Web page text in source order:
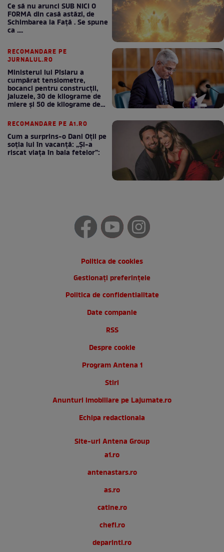
Ce să nu arunci SUB NICI O
FORMA din casă astăzi, de
Schimbarea la Față . Se spune
ca ....
RECOMANDARE PE
JURNALUL.RO
Ministerul lui Pîslaru a
cumpărat tensiometre,
bocanci pentru construcții,
jaluzele, 30 de kilograme de
miere și 50 de kilograme de
RECOMANDARE PE A1.RO
Cum a surprins-o Dani Oțil pe
soția lui în vacanță: „Și-a
riscat viața în baia fetelor”:
Politica de cookies
Gestionați preferințele
Politica de confidentialitate
Date companie
RSS
Despre cookie
Program Antena 1
Stiri
Anunturi imobiliare pe Lajumate.ro
Echipa redactionala
Site-uri Antena Group
a1.ro
antenastars.ro
as.ro
catine.ro
chefi.ro
deparinti.ro